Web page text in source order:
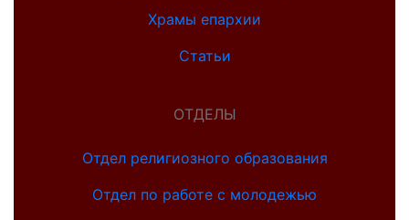
Храмы епархии
Статьи
ОТДЕЛЫ
Отдел религиозного образования
Отдел по работе с молодежью